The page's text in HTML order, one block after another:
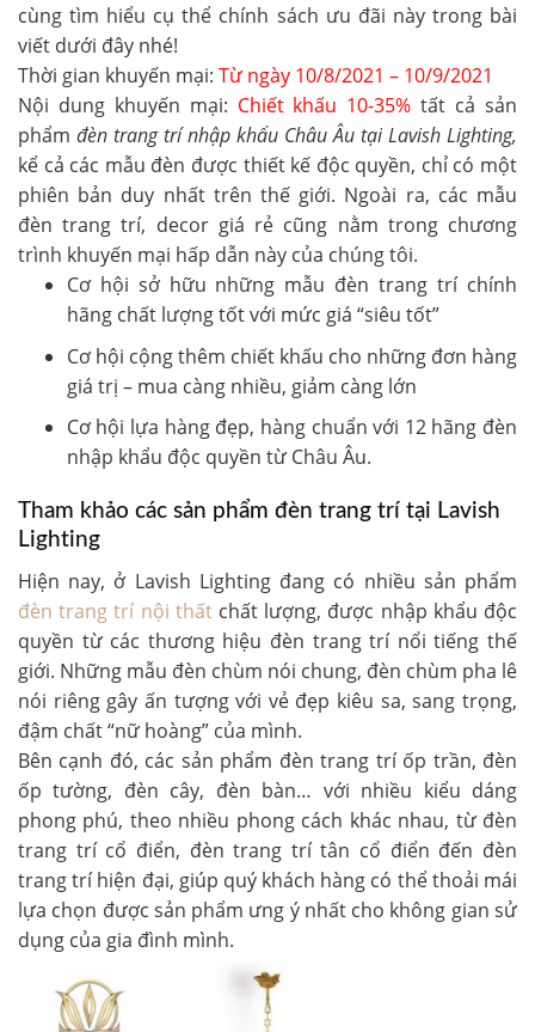
cùng tìm hiểu cụ thể chính sách ưu đãi này trong bài
viết dưới đây nhé!
Thời gian khuyến mại: Từ ngày 10/8/2021 – 10/9/2021
Nội dung khuyến mại: Chiết khấu 10-35% tất cả sản
phẩm đèn trang trí nhập khẩu Châu Âu tại Lavish Lighting,
kể cả các mẫu đèn được thiết kế độc quyền, chỉ có một
phiên bản duy nhất trên thế giới. Ngoài ra, các mẫu
đèn trang trí, decor giá rẻ cũng nằm trong chương
trình khuyến mại hấp dẫn này của chúng tôi.
Cơ hội sở hữu những mẫu đèn trang trí chính
hãng chất lượng tốt với mức giá “siêu tốt”
Cơ hội cộng thêm chiết khấu cho những đơn hàng
giá trị – mua càng nhiều, giảm càng lớn
Cơ hội lựa hàng đẹp, hàng chuẩn với 12 hãng đèn
nhập khẩu độc quyền từ Châu Âu.
Tham khảo các sản phẩm đèn trang trí tại Lavish
Lighting
Hiện nay, ở Lavish Lightingđang có nhiều sản phẩm
đèn trang trí nội thấtchất lượng, được nhập khẩu độc
quyền từ các thương hiệu đèn trang trí nổi tiếng thế
giới. Những mẫu đèn chùm nói chung, đèn chùm pha lê
nói riêng gây ấn tượng với vẻ đẹp kiêu sa, sang trọng,
đậm chất “nữ hoàng” của mình.
Bên cạnh đó, các sản phẩm đèn trang trí ốp trần, đèn
ốp tường, đèn cây, đèn bàn… với nhiều kiểu dáng
phong phú, theo nhiều phong cách khác nhau, từ đèn
trang trí cổ điển, đèn trang trí tân cổ điển đến đèn
trang trí hiện đại, giúp quý khách hàng có thể thoải mái
lựa chọn được sản phẩm ưng ý nhất cho không gian sử
dụng của gia đình mình.